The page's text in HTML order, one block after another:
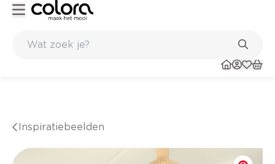
Inspiratiebeelden